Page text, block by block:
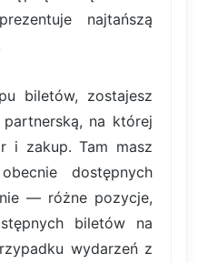
najtańszą
biletów, zostajesz
na której
i zakup. Tam masz
dostępnych
— różne pozycje,
biletów na
wydarzeń z